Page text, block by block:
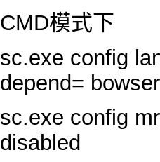
CMD模式下
sc.exe config
depend=
sc.exe config
disabled